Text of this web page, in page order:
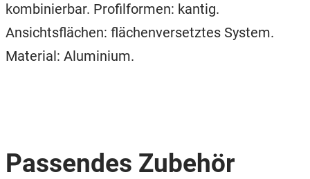
kombinierbar. Profilformen: kantig.
Ansichtsflächen: flächenversetztes System.
Material: Aluminium.
Passendes Zubehör